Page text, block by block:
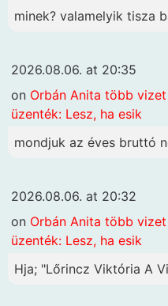
minek? valamelyik tisza
2026.08.06. at 20:35
on Orbán Anita több
üzenték: Lesz, ha esik
mondjuk az éves bruttó
2026.08.06. at 20:32
on Orbán Anita több
üzenték: Lesz, ha esik
Hja; "Lőrincz Viktória A